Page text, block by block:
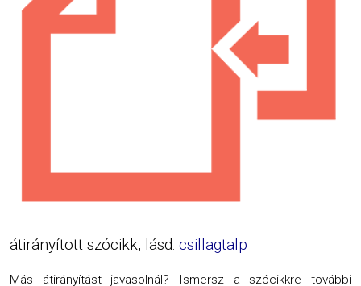
átirányított szócikk, lásd: csillagtalp
Más átirányítást javasolnál? Ismersz a szócikkre további